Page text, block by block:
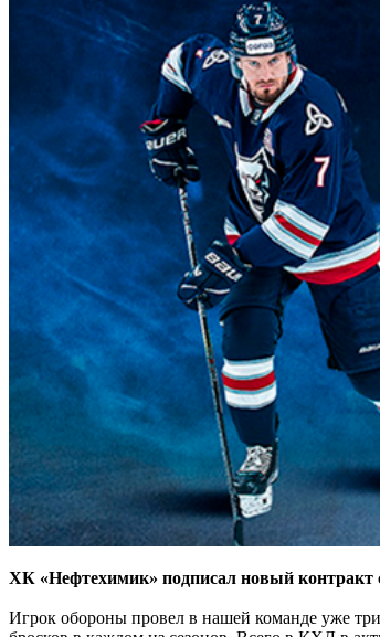
ХК «Нефтехимик» подписал новый
Игрок обороны провел в нашей команде уже